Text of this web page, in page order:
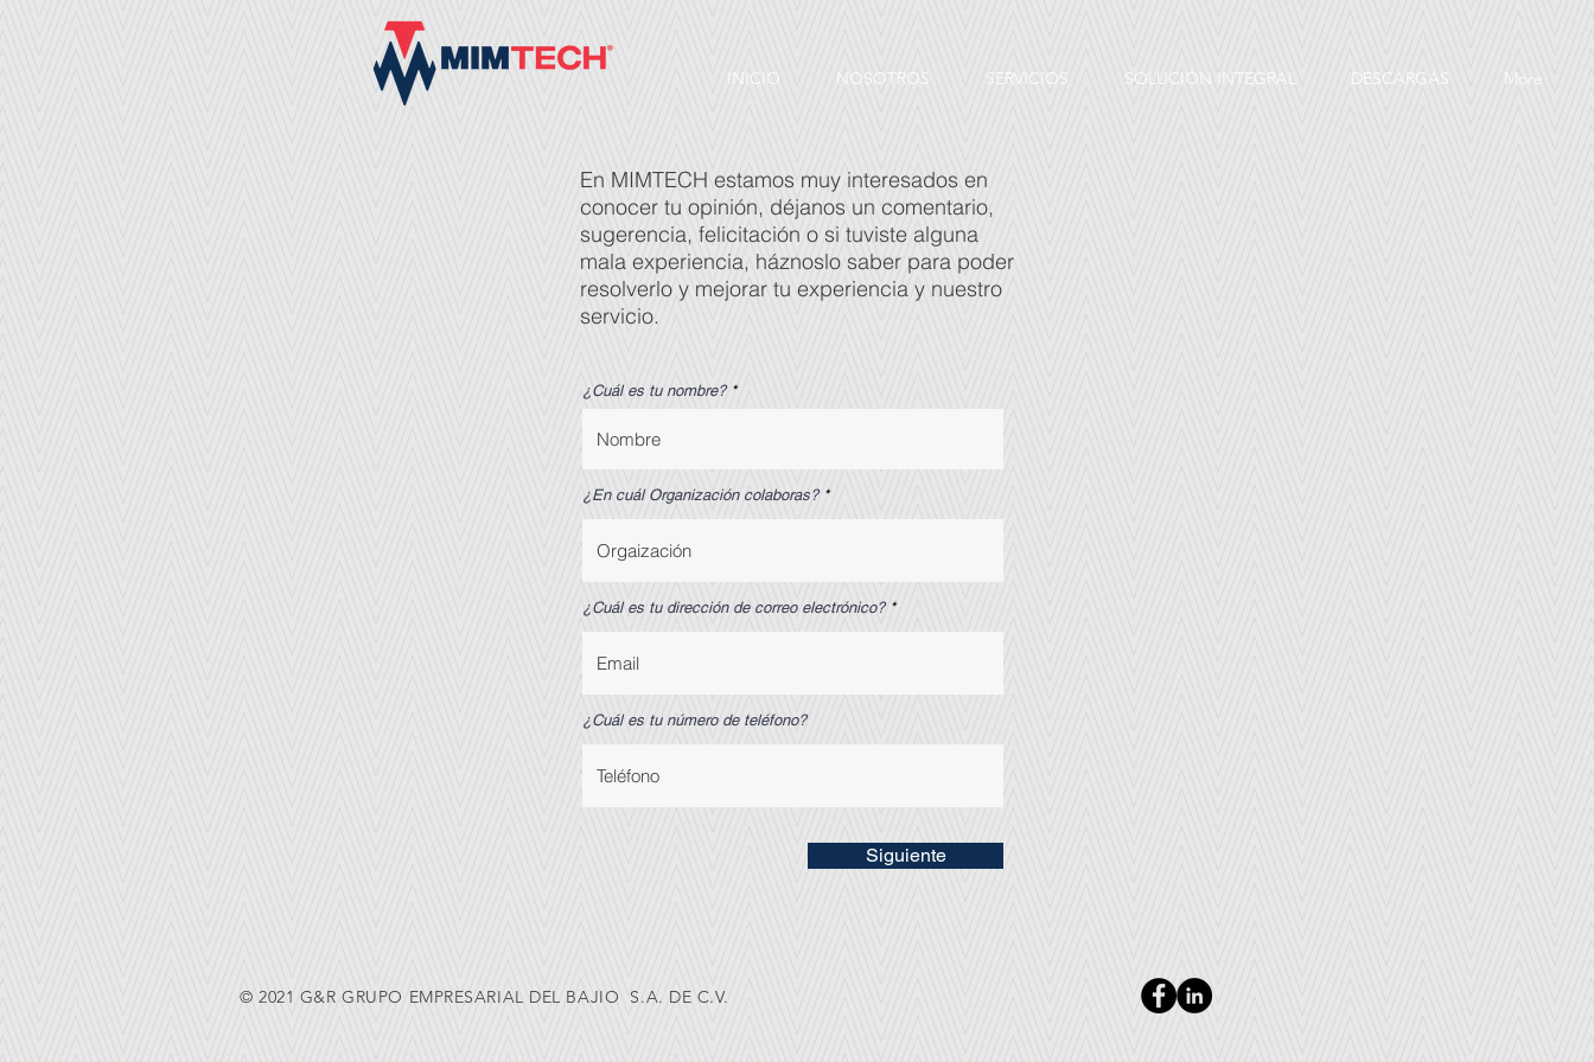
INICIO NOSOTROS SERVICIOS SOLUCIÓN INTEGRAL DESCARGAS More
En MIMTECH estamos muy interesados en
conocer tu opinión, déjanos un comentario,
sugerencia, felicitación o si tuviste alguna
mala experiencia, háznoslo saber para poder
resolverlo y mejorar tu experiencia y nuestro
servicio.
¿Cuál es tu nombre?
¿En cuál Organización colaboras?
¿Cuál es tu dirección de correo electrónico?
¿Cuál es tu número de teléfono?
Siguiente
© 2021 G&R GRUPO EMPRESARIAL DEL BAJIO S.A. DE C.V.